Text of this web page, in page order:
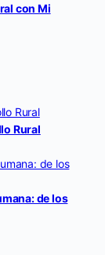
con Mi
Rural
de los